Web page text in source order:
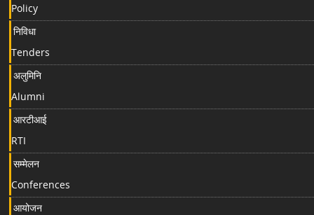
Policy
निविधा
Tenders
अलुमिनि
Alumni
आरटीआई
RTI
सम्मेलन
Conferences
आयोजन